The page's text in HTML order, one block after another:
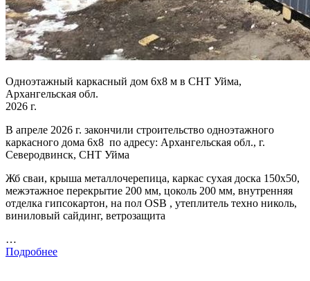
Одноэтажный каркасный дом 6х8 м в СНТ Уйма,
Архангельская обл.
2026 г.
В апреле 2026 г. закончили строительство одноэтажного
каркасного дома 6х8 по адресу: Архангельская обл., г.
Северодвинск, СНТ Уйма
Жб сваи, крыша металлочерепица, каркас сухая доска 150х50,
межэтажное перекрытие 200 мм, цоколь 200 мм, внутренняя
отделка гипсокартон, на пол OSB , утеплитель техно николь,
виниловый сайдинг, ветрозащита
…
Подробнее